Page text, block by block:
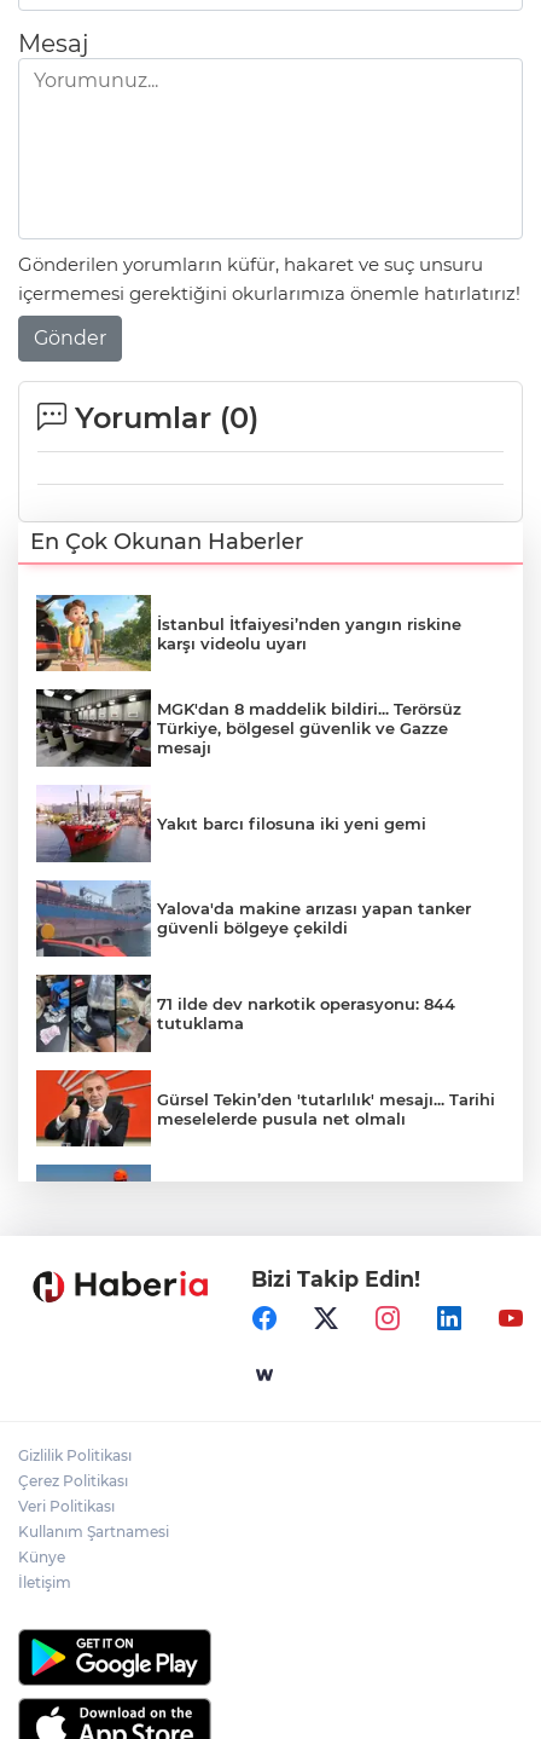
Mesaj
Gönderilen yorumların küfür, hakaret ve suç unsuru
içermemesi gerektiğini okurlarımıza önemle hatırlatırız!
Gönder
Yorumlar (0)
En Çok Okunan Haberler
İstanbul İtfaiyesi’nden yangın riskine
karşı videolu uyarı
MGK'dan 8 maddelik bildiri... Terörsüz
Türkiye, bölgesel güvenlik ve Gazze
mesajı
Yakıt barcı filosuna iki yeni gemi
Yalova'da makine arızası yapan tanker
güvenli bölgeye çekildi
71 ilde dev narkotik operasyonu: 844
tutuklama
Gürsel Tekin’den 'tutarlılık' mesajı... Tarihi
meselelerde pusula net olmalı
Samsun’da Alaçam'a yeni yaşam alanı
Yapay zekada onlarca uygulamanın
Bizi Takip Edin!
Gizlilik Politikası
Çerez Politikası
Veri Politikası
Kullanım Şartnamesi
Künye
İletişim